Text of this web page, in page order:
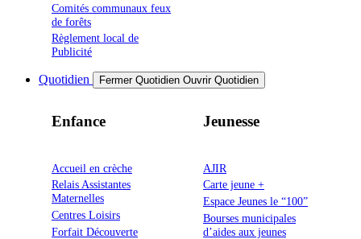
Comités communaux feux
de forêts
Règlement local de
Publicité
Quotidien Fermer Quotidien Ouvrir Quotidien
Enfance
Accueil en crèche
Relais Assistantes
Maternelles
Centres Loisirs
Forfait Découverte
Jeunesse
AJIR
Carte jeune +
Espace Jeunes le “100”
Bourses municipales
d’aides aux jeunes